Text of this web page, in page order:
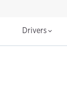
Drivers